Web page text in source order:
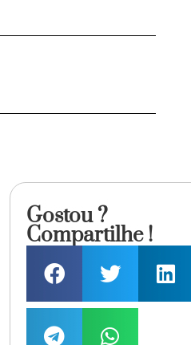
Gostou ?
Compartilhe !